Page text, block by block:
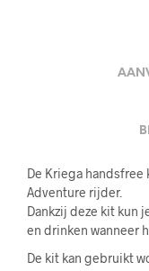
De Kriega
Adventure rijder.
Dankzij deze kit kun
en drinken wanneer
De kit kan gebruikt